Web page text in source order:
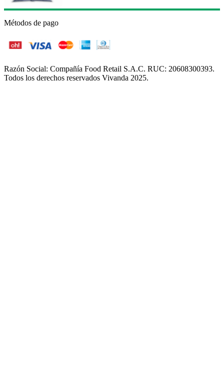
Métodos de pago
Razón Social: Compañía Food Retail S.A.C. RUC: 20608300393.
Todos los derechos reservados Vivanda 2025.